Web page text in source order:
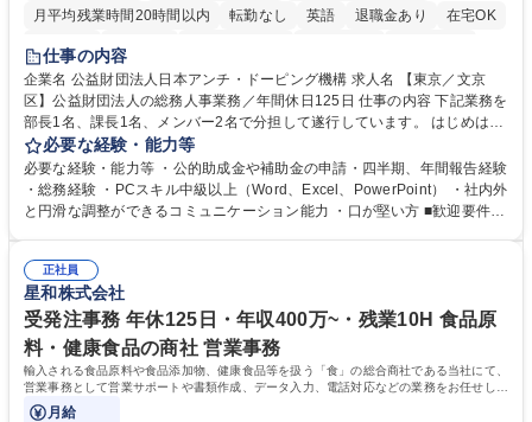
月平均残業時間20時間以内
転勤なし 英語 退職金あり
在宅OK
賞与あり
育休あり
食事補助あり
仕事の内容
企業名 公益財団法人日本アンチ・ドーピング機構 求人名 【東京／文京
区】公益財団法人の総務人事業務／年間休日125日 仕事の内容 下記業務を
部長1名、課長1名、メンバー2名で分担して遂行しています。 はじめは担
当者として業務を覚えていただき、ゆくゆくはリーダーやマネージャーポ
ジションとして活躍いただくことを期待しています。 【総務・人事グルー
プの業務内容】 ・人事制度関連 ・採用活動 ・教育研修の企画、実行 ・勤
怠管理 ・官公庁への各種提出 ・法定の会議運営（評議員会、理事会） ・
管理 ・福利厚生関連 ・職員からの問合せ、相談対応 ・その他日常の総務
業務全般 募集職種 【東京／文京区】公益財団法人の総務人事業務／年間
休日125日
必要な経験・能力等
必要な経験・能力等 ・公的助成金や補助金の申請・四半期、年間報告経験
・総務経験 ・PCスキル中級以上（Word、Excel、PowerPoint） ・社内外
と円滑な調整ができるコミュニケーション能力 ・口が堅い方 ■歓迎要件
正社員
星和株式会社
受発注事務 年休125日・年収400万~・残業10H 食品原
料・健康食品の商社 営業事務
輸入される食品原料や食品添加物、健康食品等を扱う「食」の総合商社である当社にて、
営業事務として営業サポートや書類作成、データ入力、電話対応などの業務をお任せしま
す。
月給